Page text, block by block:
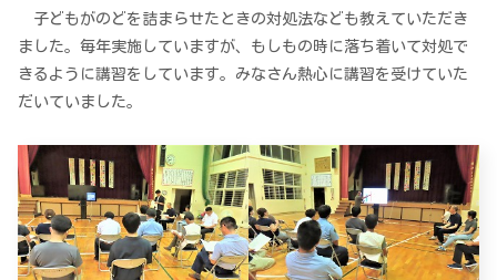
子どもがのどを詰まらせたときの対処法なども教えていただき
ました。毎年実施していますが、もしもの時に落ち着いて対処で
きるように講習をしています。みなさん熱心に講習を受けていた
だいていました。